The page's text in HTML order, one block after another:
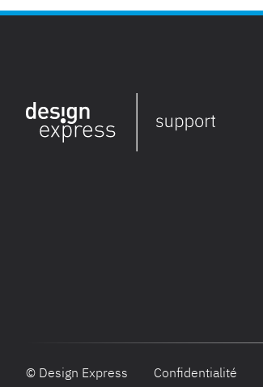
© Design Express Confidentialité